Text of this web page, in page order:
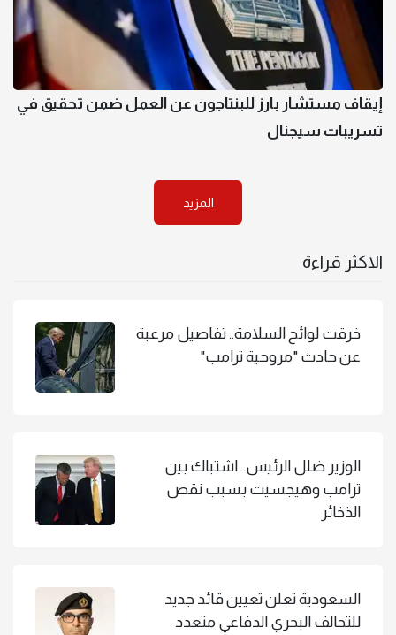
إيقاف مستشار بارز للبنتاجون عن العمل ضمن تحقيق في
تسريبات سيجنال
المزيد
الاكثر قراءة
خرقت لوائح السلامة.. تفاصيل مرعبة
عن حادث "مروحية ترامب"
الوزير ضلل الرئيس.. اشتباك بين
ترامب وهيجسيث بسبب نقص
الذخائر
السعودية تعلن تعيين قائد جديد
للتحالف البحري الدفاعي متعدد